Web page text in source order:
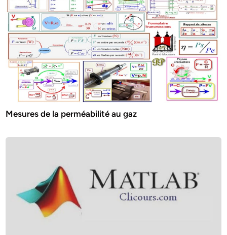
Mesures de la perméabilité au gaz